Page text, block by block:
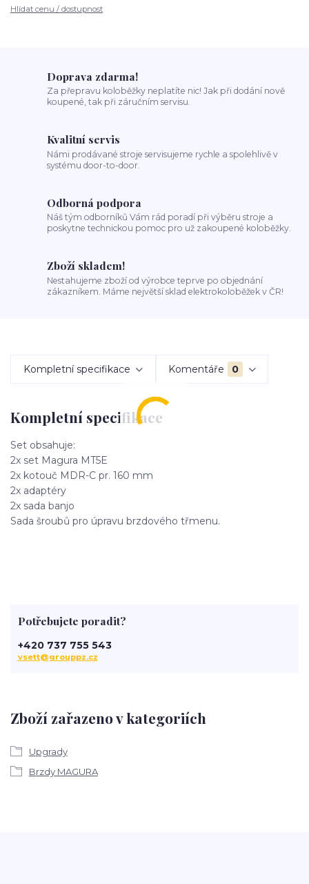
Hlídat cenu / dostupnost
Doprava zdarma!
Za přepravu koloběžky neplatíte nic! Jak při dodání nově
koupené, tak při záručním servisu.
Kvalitní servis
Námi prodávané stroje servisujeme rychle a spolehlivě v
systému door-to-door.
Odborná podpora
Náš tým odborníků Vám rád poradí při výběru stroje a
poskytne technickou pomoc pro už zakoupené koloběžky.
Zboží skladem!
Nestahujeme zboží od výrobce teprve po objednání
zákazníkem. Máme největší sklad elektrokoloběžek v ČR!
Kompletní specifikace Komentáře 0
Kompletní specifikace
Set obsahuje:
2x set Magura MT5E
2x kotouč MDR-C pr. 160 mm
2x adaptéry
2x sada banjo
Sada šroubů pro úpravu brzdového třmenu.
Zboží zařazeno v kategoriích
Upgrady
Brzdy MAGURA
Potřebujete poradit?
+420 737 755 543
vsett@grouppz.cz